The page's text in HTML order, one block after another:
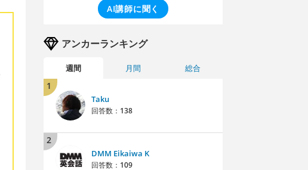
AI講師に聞く
アンカーランキング
週間 月間 総合
1
Taku
回答数： 138
2
DMM Eikaiwa K
回答数： 109